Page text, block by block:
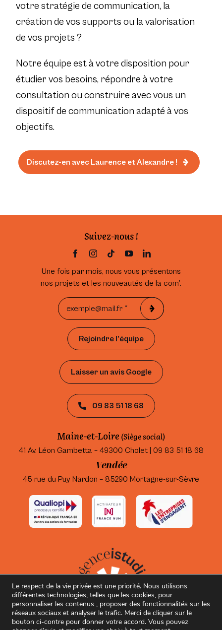
votre stratégie de communication, la
création de vos supports ou la valorisation
de vos projets ?
Notre équipe est à votre disposition pour
étudier vos besoins, répondre à votre
consultation ou construire avec vous un
dispositif de communication adapté à vos
objectifs.
Discutez-en avec Laurence et Alexandre !
Suivez-nous !
Une fois par mois, nous vous présentons
nos projets et les nouveautés de la com’.
Rejoindre l’équipe
Laisser un avis Google
09 83 51 18 68
Maine-et-Loire (Siège social)
41 Av. Léon Gambetta – 49300 Cholet | 09 83 51 18 68
Vendée
45 rue du Puy Nardon – 85290 Mortagne-sur-Sèvre
Le respect de la vie privée est une priorité. Nous utilisons
différentes technologies, telles que les cookies, pour
personnaliser les contenus , proposer des fonctionnalités sur les
réseaux sociaux et analyser le trafic. Merci de cliquer sur le
bouton ci-contre pour donner votre accord. Vous pouvez